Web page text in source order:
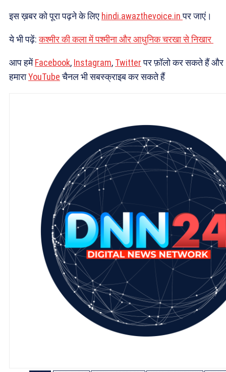
इस ख़बर को पूरा पढ़ने के लिए hindi.awazthevoice.inपर जाएं।
ये भी पढ़ें:कश्मीर की कला में पश्मीना और आधुनिक चरखा से निखार
आप हमेंFacebook, Instagram, Twitterपर फ़ॉलो कर सकते हैं और
हमाराYouTubeचैनल भी सबस्क्राइब कर सकते हैं